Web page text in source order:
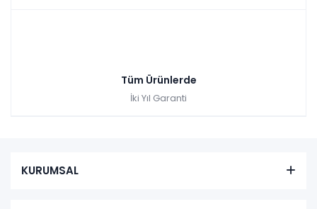
Tüm Ürünlerde
İki Yıl Garanti
KURUMSAL